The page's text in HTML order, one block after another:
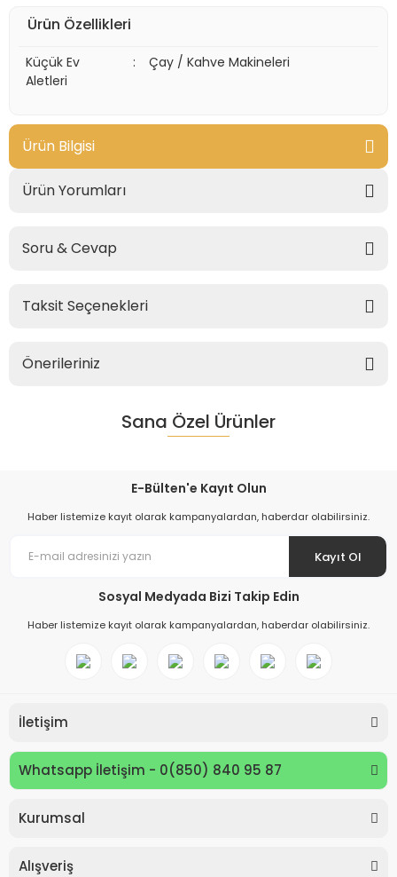
Ürün Özellikleri
Küçük Ev
Aletleri
: Çay / Kahve Makineleri
Ürün Bilgisi
Ürün Yorumları
Soru & Cevap
Taksit Seçenekleri
Önerileriniz
Sana Özel Ürünler
E-Bülten'e Kayıt Olun
Haber listemize kayıt olarak kampanyalardan, haberdar olabilirsiniz.
Kayıt Ol
Sosyal Medyada Bizi Takip Edin
Haber listemize kayıt olarak kampanyalardan, haberdar olabilirsiniz.
İletişim
Whatsapp İletişim - 0(850) 840 95 87
Kurumsal
Alışveriş